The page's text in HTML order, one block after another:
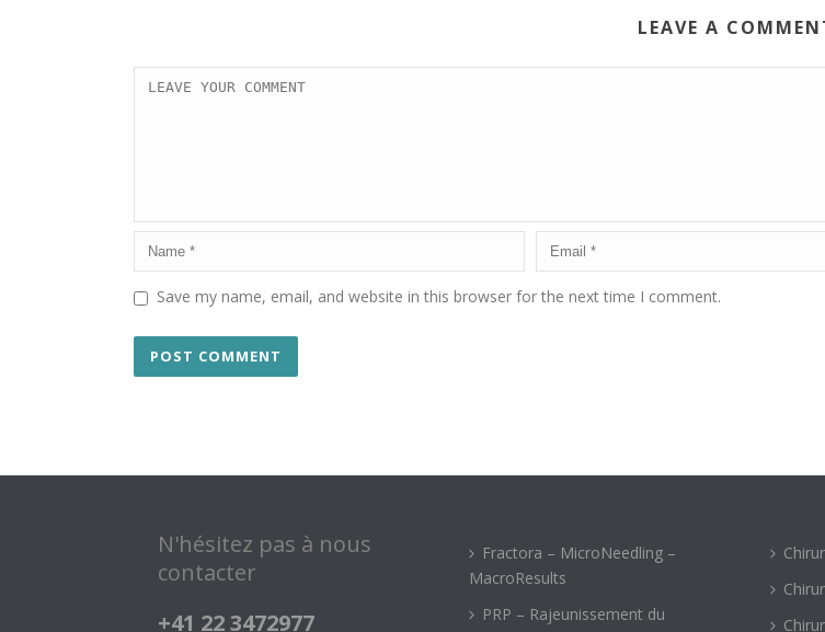
LEAVE A
Save my name, email, and website in this browser for the next time I comment.
N'hésitez pas à nous
contacter
+41 22 3472977
Fractora – MicroNeedling –
MacroResults
PRP – Rajeunissement du